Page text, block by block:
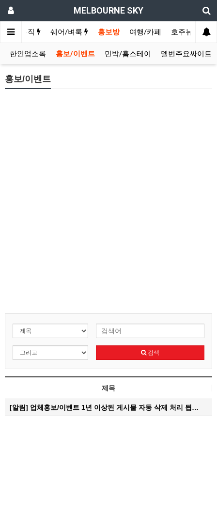
MELBOURNE SKY
구인/구직 쉐어/벼룩 홍보방 여행/카페 호주뉴스
한인업소록 홍보/이벤트 민박/홈스테이 멜번주요싸이트
홍보/이벤트
검색
제목
[알림] 업체홍보/이벤트 1년 이상된 게시물 자동 삭제 처리 됩…